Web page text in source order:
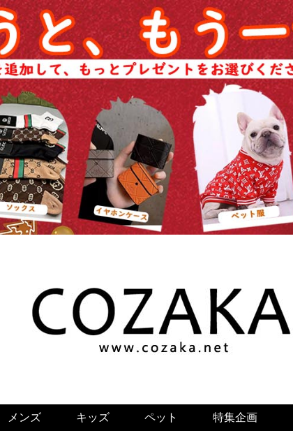
メンズ キッズ ペット 特集企画